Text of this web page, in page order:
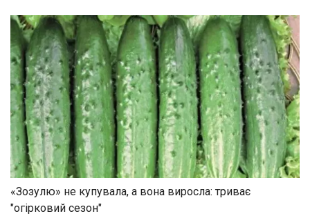
«Зозулю» не купувала, а вона виросла: триває
"огірковий сезон"